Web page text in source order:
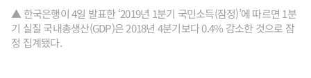
▲ 한국은행이 4일 발표한 ‘2019년 1분기 국민소득(잠정)’에 따르면 1분
기 실질 국내총생산(GDP)은 2018년 4분기보다 0.4% 감소한 것으로 잠
정 집계됐다.